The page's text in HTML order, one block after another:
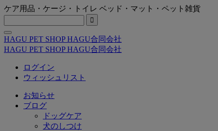
ケア用品・ケージ・トイレ ベッド・マット・ペット雑貨

HAGU PET SHOP HAGU合同会社
HAGU PET SHOP HAGU合同会社
ログイン
ウィッシュリスト
お知らせ
ブログ
ドッグケア
犬のしつけ